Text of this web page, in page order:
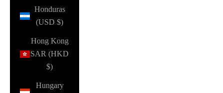
Honduras
(USD $)
Hong Kong
SAR (HKD
$)
Hungary